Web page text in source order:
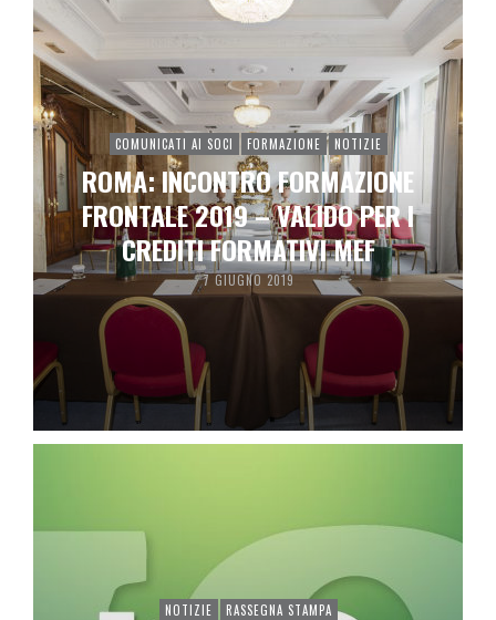
COMUNICATI AI SOCI FORMAZIONE NOTIZIE
ROMA: INCONTRO FORMAZIONE
FRONTALE 2019 – VALIDO PER I
CREDITI FORMATIVI MEF
7 GIUGNO 2019
NOTIZIE RASSEGNA STAMPA